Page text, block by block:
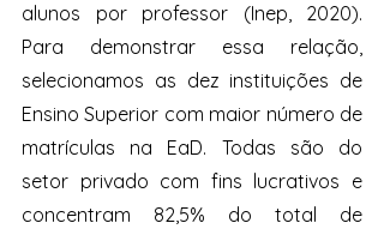
alunos por professor (Inep, 2020).
Para demonstrar essa relação,
selecionamos as dez instituições de
Ensino Superior com maior número de
matrículas na EaD. Todas são do
setor privado com fins lucrativos e
concentram 82,5% do total de